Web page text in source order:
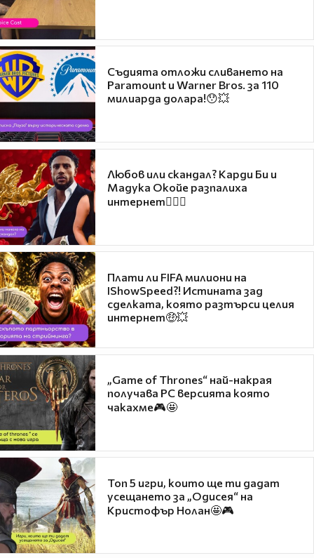
Съдията отложи сливането на
Paramount и Warner Bros. за 110
милиарда долара!😯💥
Любов или скандал? Карди Би и
Мадука Окойе разпалиха
интернет❤️‍🔥🔥
Плати ли FIFA милиони на
IShowSpeed?! Истината зад
сделката, която разтърси целия
интернет🤑💥
„Game of Thrones“ най-накрая
получава PC версията която
чакахме🎮🤩
Топ 5 игри, които ще ти дадат
усещането за „Одисея“ на
Кристофър Нолан🤩🎮